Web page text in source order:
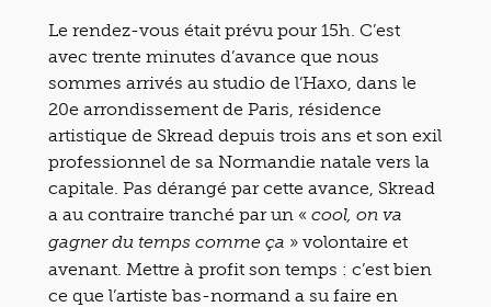
Le rendez-vous était prévu pour 15h. C’est
avec trente minutes d’avance que nous
sommes arrivés au studio de l’Haxo, dans le
20e arrondissement de Paris, résidence
artistique de Skread depuis trois ans et son exil
professionnel de sa Normandie natale vers la
capitale. Pas dérangé par cette avance, Skread
a au contraire tranché par un « cool, on va
gagner du temps comme ça » volontaire et
avenant. Mettre à profit son temps : c’est bien
ce que l’artiste bas-normand a su faire en